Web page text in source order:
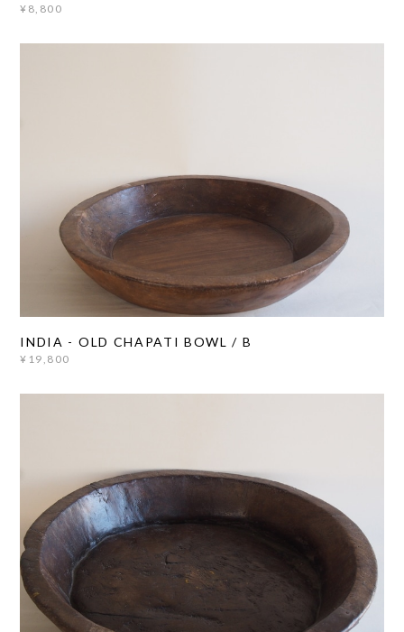
¥8,800
INDIA - OLD CHAPATI BOWL / B
¥19,800